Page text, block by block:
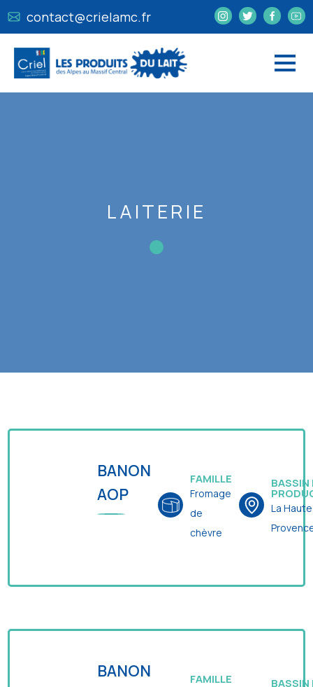
contact@crielamc.fr
LAITERIE
BANON
AOP
FAMILLE
Fromage
de
chèvre
BASSIN
La
BANON
FAMILLE BASSIN